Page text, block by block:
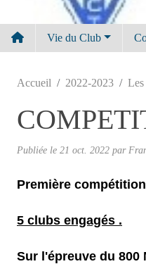
Vie du Club
Accueil 2022-2023 Les
Publiée le 21 oct. 2022 par
Première
5 clubs engagés .
Sur l'épreuve du 800